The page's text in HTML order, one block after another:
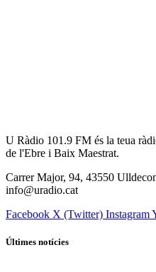
U Ràdio 101.9 FM és la teua
de l'Ebre i Baix Maestrat.
Carrer Major, 94, 43550
info@uradio.cat
Facebook X (Twitter) Instagram
Últimes notícies